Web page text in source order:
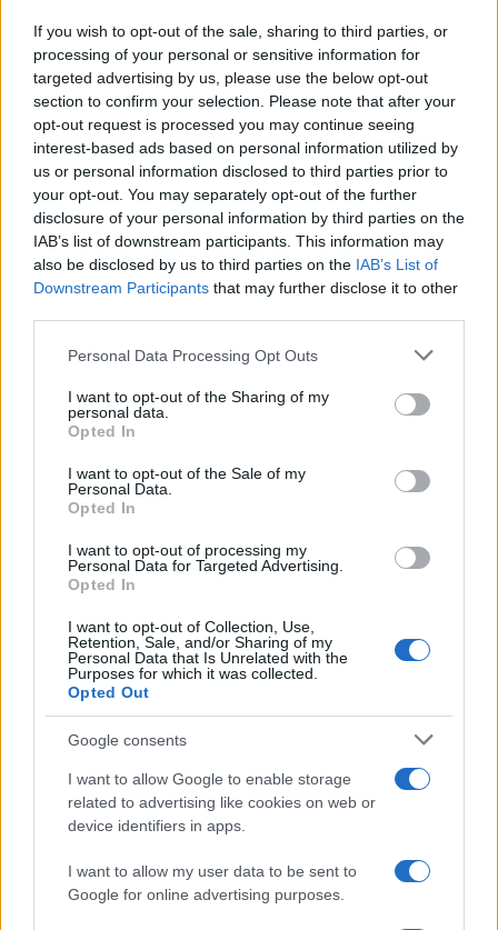
If you wish to opt-out of the sale, sharing to third parties, or
processing of your personal or sensitive information for
targeted advertising by us, please use the below opt-out
section to confirm your selection. Please note that after your
opt-out request is processed you may continue seeing
interest-based ads based on personal information utilized by
us or personal information disclosed to third parties prior to
your opt-out. You may separately opt-out of the further
disclosure of your personal information by third parties on the
IAB’s list of downstream participants. This information may
also be disclosed by us to third parties on the IAB’s List of
Downstream Participants that may further disclose it to other
Please note that this website/app uses one or more Google
not limited to your visit or usage behaviour. You may click to
grant or deny consent to Google and its third-party tags to
use your data for below specified purposes in below Google
consent section.
Personal Data Processing Opt Outs
I want to opt-out of the Sharing of my
personal data.
Opted In
I want to opt-out of the Sale of my
Personal Data.
Opted In
I want to opt-out of processing my
Personal Data for Targeted Advertising.
Opted In
I want to opt-out of Collection, Use,
Retention, Sale, and/or Sharing of my
Personal Data that Is Unrelated with the
Purposes for which it was collected.
Opted Out
Google consents
I want to allow Google to enable storage
related to advertising like cookies on web or
device identifiers in apps.
I want to allow my user data to be sent to
Google for online advertising purposes.
Continua a leggere
TELEVISIONE
La trasformazione di Argos: strategie per attrarre
Camilla Fiore · 7 Ago 2026
genuine a Verona
Cristian Castiglioni · 7 Ago 2026